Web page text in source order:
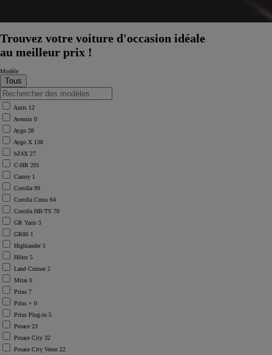
Trouvez votre voiture d'occasion idéale
au meilleur prix !
Modèle
Auris 12
Avensis 0
Aygo 28
Aygo X 138
bZ4X 27
C-HR 201
Camry 1
Corolla 99
Corolla Cross 64
Corolla HB/TS 70
GR Yaris 3
GR86 1
Highlander5
Hilux 5
Land Cruiser2
Mirai 0
Prius 7
Prius + 0
Prius Plug-in 5
Proace 23
Proace City 32
Proace City Verso 22